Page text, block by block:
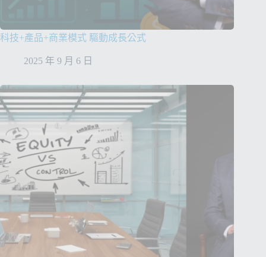
科技+產品+商業模式 驅動成長公式
2025 年 9 月 6 日